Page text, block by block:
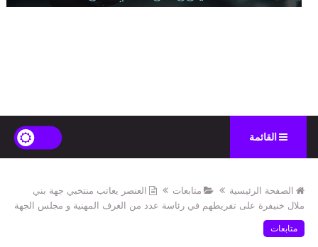
القائمة
الصفحة الرئيسية متابعات
العنصر يعاتب منتخبي جهة بني
ملال خنيفرة على تفريطهم في رئاسة عدد من الغرف المهنية و مجلس الجهة
متابعات